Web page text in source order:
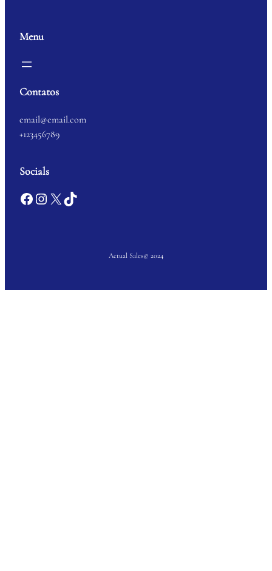
Menu
Contatos
email@email.com
+123456789
Socials
Facebook Instagram X TikTok
Actual Sales© 2024